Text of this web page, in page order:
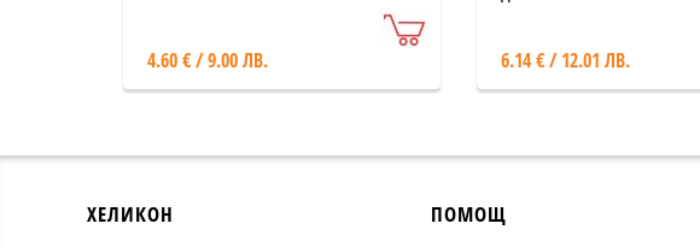
4.60 € / 9.00 ЛВ. 6.14 € / 12.01 ЛВ.
ХЕЛИКОН ПОМОЩ